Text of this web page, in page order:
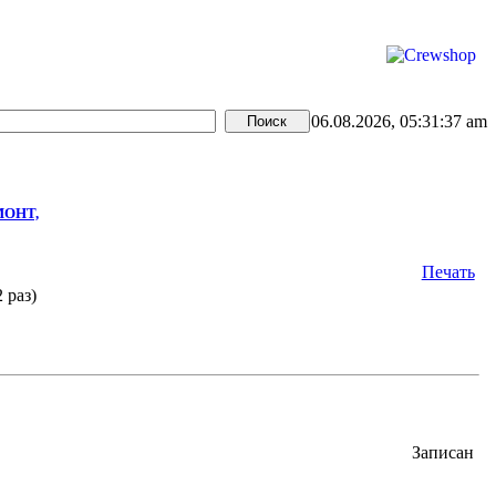
06.08.2026, 05:31:37 am
Печать
Записан